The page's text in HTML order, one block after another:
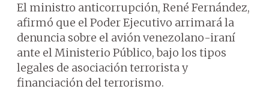
El ministro anticorrupción, René Fernández,
afirmó que el Poder Ejecutivo arrimará la
denuncia sobre el avión venezolano-iraní
ante el Ministerio Público, bajo los tipos
legales de asociación terrorista y
financiación del terrorismo.